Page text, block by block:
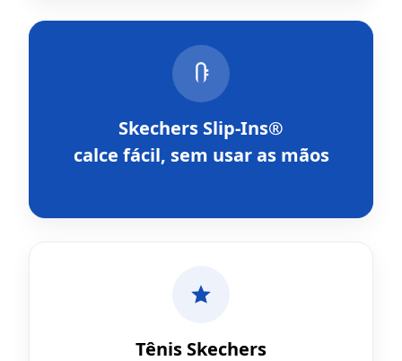
Skechers Slip-Ins®
calce fácil, sem usar as mãos
Tênis Skechers